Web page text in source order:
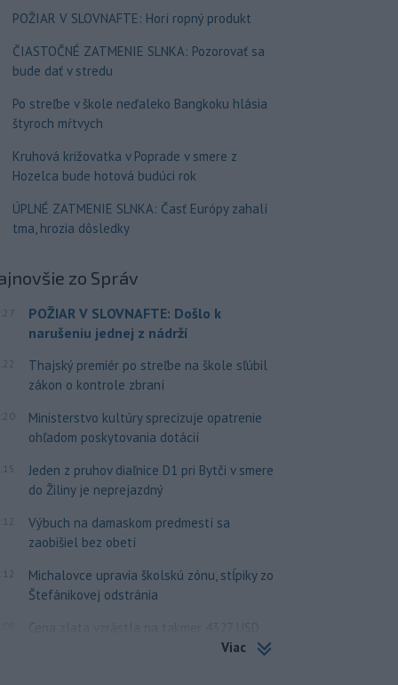
POŽIAR V SLOVNAFTE: Horí ropný produkt
ČIASTOČNÉ ZATMENIE SLNKA: Pozorovať sa
bude dať v stredu
Po streľbe v škole neďaleko Bangkoku hlásia
štyroch mŕtvych
Kruhová križovatka v Poprade v smere z
Hozelca bude hotová budúci rok
ÚPLNÉ ZATMENIE SLNKA: Časť Európy zahalí
tma, hrozia dôsledky
zo Správ
POŽIAR V SLOVNAFTE: Došlo k
narušeniu jednej z nádrží
Thajský premiér po streľbe na škole sľúbil
zákon o kontrole zbraní
Ministerstvo kultúry sprecizuje opatrenie
ohľadom poskytovania dotácií
Jeden z pruhov diaľnice D1 pri Bytči v smere
do Žiliny je neprejazdný
Výbuch na damaskom predmestí sa
zaobišiel bez obetí
Michalovce upravia školskú zónu, stĺpiky zo
Štefánikovej odstránia
Cena zlata vzrástla na takmer 4327 USD
Viac